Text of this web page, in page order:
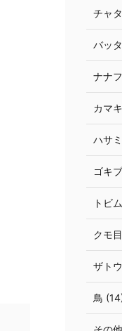
チャ
バッ
ナナ
カマ
ハサ
ゴキ
トビ
クモ
ザト
鳥